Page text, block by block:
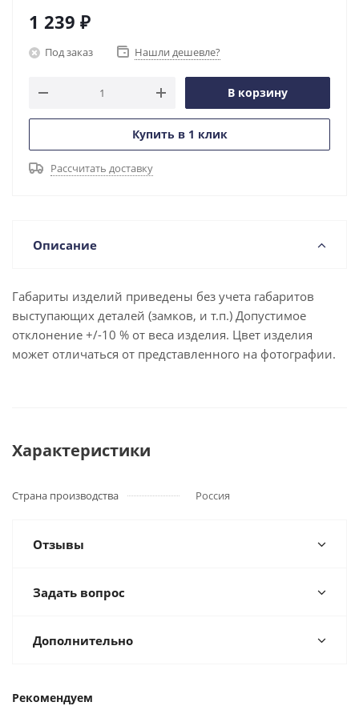
1 239 ₽
Под заказ Нашли дешевле?
В корзину
Купить в 1 клик
Рассчитать доставку
Описание
Габариты изделий приведены без учета габаритов
выступающих деталей (замков, и т.п.) Допустимое
отклонение +/-10 % от веса изделия. Цвет изделия
может отличаться от представленного на фотографии.
Характеристики
Страна производства Россия
Отзывы
Задать вопрос
Дополнительно
Рекомендуем